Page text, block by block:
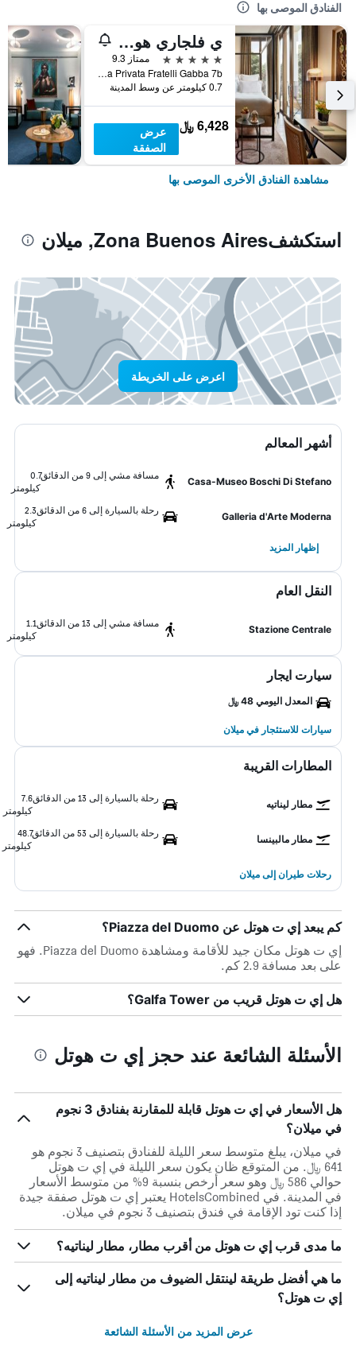
الفنادق الموصى بها
ي فلجاري هوتل ميلانو
5 نجوم
ممتاز 9.3
Via Privata Fratelli Gabba 7b, ميلان, مقاطعة ميلانو, إيطاليا
0.7 كيلومتر عن وسط المدينة
6,428 ﷼
عرض
الصفقة
مشاهدة الفنادق الأخرى الموصى بها
استكشفZona Buenos Aires, ميلان
اعرض على الخريطة
أشهر المعالم
Casa-Museo Boschi Di Stefano
مسافة مشي إلى 9 من الدقائق
0.7
كيلومتر
Galleria d'Arte Moderna
رحلة بالسيارة إلى 6 من الدقائق
2.3
كيلومتر
إظهار المزيد
النقل العام
Stazione Centrale
مسافة مشي إلى 13 من الدقائق
1.1
كيلومتر
سيارت ايجار
المعدل اليومي 48 ﷼
سيارات للاستئجار في ميلان
المطارات القريبة
مطار ليناتيه
رحلة بالسيارة إلى 13 من الدقائق
7.6
كيلومتر
مطار مالبينسا
رحلة بالسيارة إلى 53 من الدقائق
48.7
كيلومتر
رحلات طيران إلى ميلان
كم يبعد إي ت هوتل عن Piazza del Duomo؟
إي ت هوتل مكان جيد للأقامة ومشاهدة Piazza del Duomo. فهو
على بعد مسافة 2.9 كم.
هل إي ت هوتل قريب من Galfa Tower؟
الأسئلة الشائعة عند حجز إي ت هوتل
هل الأسعار في إي ت هوتل قابلة للمقارنة بفنادق 3 نجوم
في ميلان؟
في ميلان، يبلغ متوسط ​​سعر الليلة للفنادق بتصنيف 3 نجوم هو
641 ﷼. من المتوقع ظان يكون سعر الليلة في إي ت هوتل
حوالي 586 ﷼ وهو سعر أرخص بنسبة 9% من متوسط الأسعار
في المدينة. في HotelsCombined يعتبر إي ت هوتل صفقة جيدة
إذا كنت تود الإقامة في فندق بتصنيف 3 نجوم في ميلان.
ما مدى قرب إي ت هوتل من أقرب مطار، مطار ليناتيه؟
ما هي أفضل طريقة لينتقل الضيوف من مطار ليناتيه إلى
إي ت هوتل؟
عرض المزيد من الأسئلة الشائعة